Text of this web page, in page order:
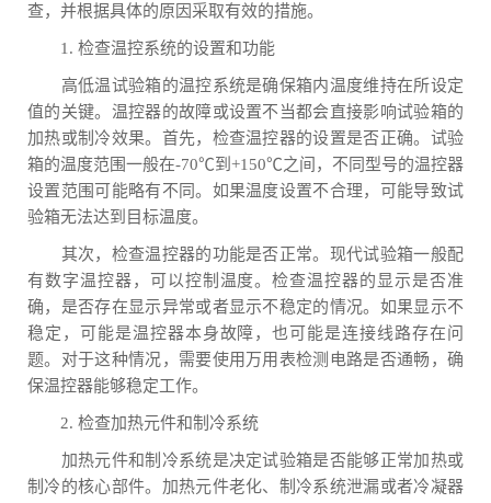
查，并根据具体的原因采取有效的措施。
1. 检查温控系统的设置和功能
高低温试验箱的温控系统是确保箱内温度维持在所设定
值的关键。温控器的故障或设置不当都会直接影响试验箱的
加热或制冷效果。首先，检查温控器的设置是否正确。试验
箱的温度范围一般在-70℃到+150℃之间，不同型号的温控器
设置范围可能略有不同。如果温度设置不合理，可能导致试
验箱无法达到目标温度。
其次，检查温控器的功能是否正常。现代试验箱一般配
有数字温控器，可以控制温度。检查温控器的显示是否准
确，是否存在显示异常或者显示不稳定的情况。如果显示不
稳定，可能是温控器本身故障，也可能是连接线路存在问
题。对于这种情况，需要使用万用表检测电路是否通畅，确
保温控器能够稳定工作。
2. 检查加热元件和制冷系统
加热元件和制冷系统是决定试验箱是否能够正常加热或
制冷的核心部件。加热元件老化、制冷系统泄漏或者冷凝器